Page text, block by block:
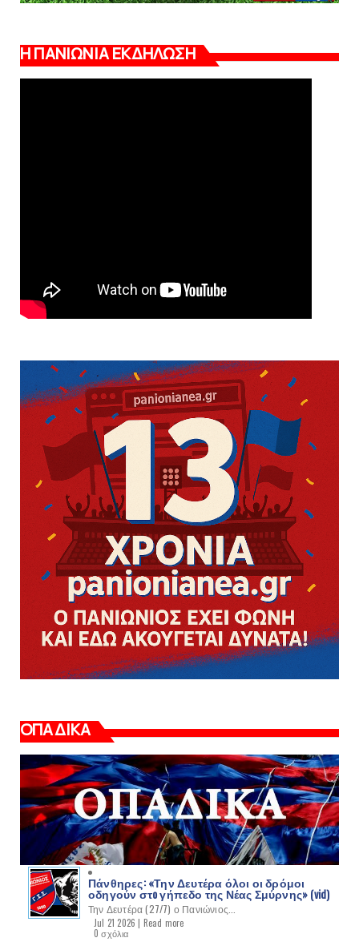
Η ΠΑΝΙΩΝΙΑ ΕΚΔΗΛΩΣΗ
ΟΠΑΔΙΚΑ
Πάνθηρες: «Την Δευτέρα όλοι οι δρόμοι
οδηγούν στo γήπεδο της Νέας Σμύρνης» (vid)
Την Δευτέρα (27/7) ο Πανιώνιος...
Jul 21 2026 | Read more
0 σχόλια